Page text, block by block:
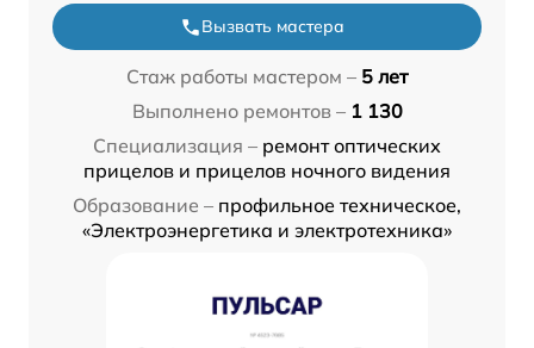
Вызвать мастера
Стаж работы мастером – 5 лет
Выполнено ремонтов – 1 130
Специализация – ремонт оптических
прицелов и прицелов ночного видения
Образование – профильное техническое,
«Электроэнергетика и электротехника»